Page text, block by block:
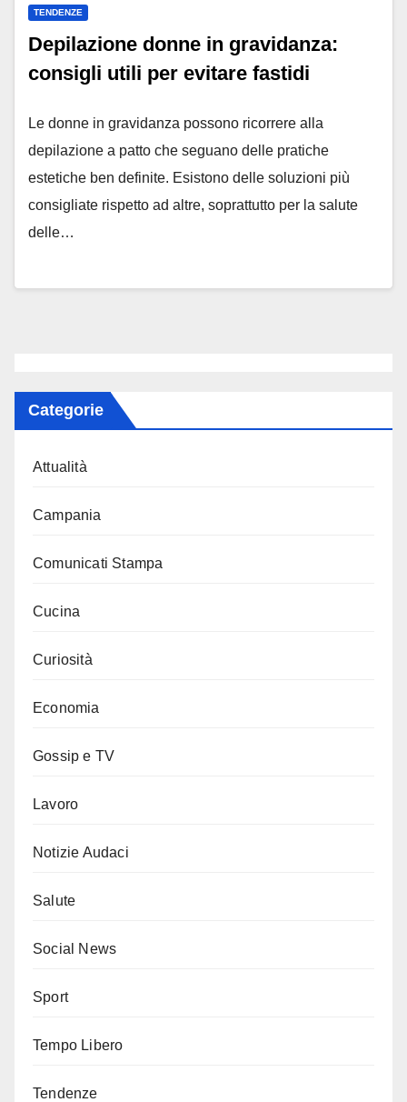
TENDENZE
Depilazione donne in gravidanza:
consigli utili per evitare fastidi
Le donne in gravidanza possono ricorrere alla
depilazione a patto che seguano delle pratiche
estetiche ben definite. Esistono delle soluzioni più
consigliate rispetto ad altre, soprattutto per la salute
delle…
Categorie
Attualità
Campania
Comunicati Stampa
Cucina
Curiosità
Economia
Gossip e TV
Lavoro
Notizie Audaci
Salute
Social News
Sport
Tempo Libero
Tendenze